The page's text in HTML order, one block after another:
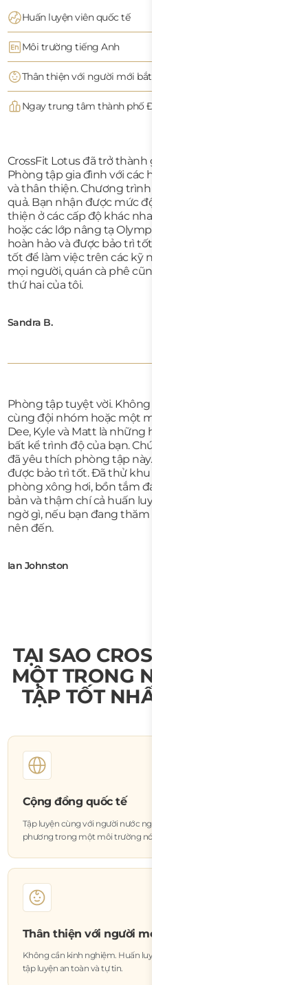
Huấn luyện viên quốc tế
Môi trường tiếng Anh
Thân thiện với người mới bắt đầu
Ngay trung tâm thành phố Đà Nẵng
CrossFit Lotus đã trở thành gia đình của tôi ở Đà Nẵng.
Phòng tập gia đình với các huấn luyện viên rất tuyệt vời
và thân thiện. Chương trình rất chính xác và thực sự hiệu
quả. Bạn nhận được mức độ thử thách phù hợp để cải
thiện ở các cấp độ khác nhau trong các buổi tập WOD
hoặc các lớp nâng tạ Olympic. Thiết bị ở trong tình trạng
hoàn hảo và được bảo trì tốt. Phòng tập mở là thời gian
tốt để làm việc trên các kỹ năng cụ thể và giao lưu với
mọi người, quán cà phê cũng rất tốt. Thực sự là ngôi nhà
thứ hai của tôi.
Sandra B.
Phòng tập tuyệt vời. Không gian tuyệt vời để tập luyện
cùng đội nhóm hoặc một mình. Chủ sở hữu rất tuyệt!
Dee, Kyle và Matt là những huấn luyện viên hàng đầu,
bất kể trình độ của bạn. Chúng tôi chỉ ở đây hai tuần và
đã yêu thích phòng tập này. Mọi thứ đều sạch sẽ và
được bảo trì tốt. Đã thử khu vực phục hồi, bao gồm
phòng xông hơi, bồn tắm đá và liệu pháp nén. Có lớp cơ
bản và thậm chí cả huấn luyện cho trẻ em. Không nghi
ngờ gì, nếu bạn đang thăm hoặc ở lại Đà Nẵng, đây là nơi
nên đến.
Ian Johnston
TẠI SAO CROSSFIT LOTUS LÀ
MỘT TRONG NHỮNG PHÒNG
TẬP TỐT NHẤT Ở ĐÀ NẴNG
Cộng đồng quốc tế
Tập luyện cùng với người nước ngoài, du khách và người dân địa
phương trong một môi trường nói tiếng Anh thân thiện.
Thân thiện với người mới bắt đầu
Không cần kinh nghiệm. Huấn luyện viên của chúng tôi sẽ giúp bạn
tập luyện an toàn và tự tin.